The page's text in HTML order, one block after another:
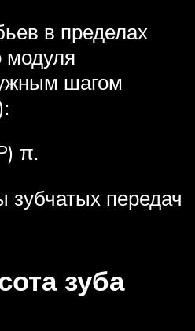
в пределах
модуля
шагом
π.
зубчатых передач
зуба